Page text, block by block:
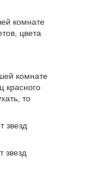
комнате
цвета
комнате
красного
то
звезд
звезд